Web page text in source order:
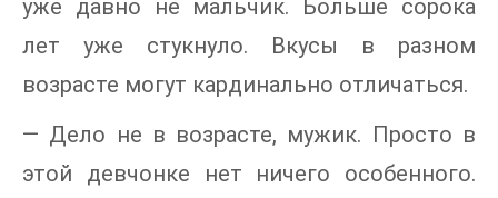
уже давно не мальчик. Больше сорока
лет уже стукнуло. Вкусы в разном
возрасте могут кардинально отличаться.
— Дело не в возрасте, мужик. Просто в
этой девчонке нет ничего особенного.